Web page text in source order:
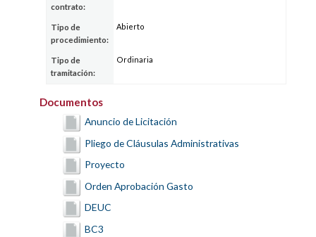
contrato:
Tipo de
procedimiento:
Abierto
Tipo de
tramitación:
Ordinaria
Documentos
Anuncio de Licitación
Pliego de Cláusulas Administrativas
Proyecto
Orden Aprobación Gasto
DEUC
BC3